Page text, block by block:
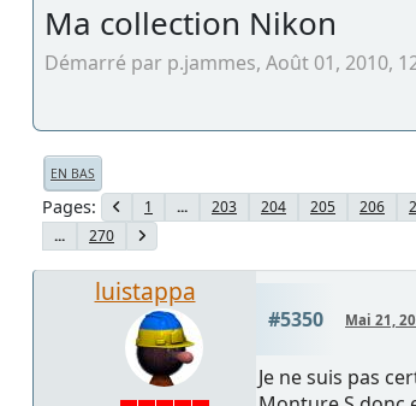
Ma collection Nikon
Démarré par p.jammes, Août 01, 2010,
EN BAS
Pages 1 ... 203 204 205 206
...
270
luistappa
#5350 Mai 21,
Je ne suis pas